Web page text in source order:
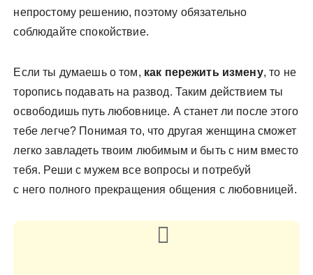
непростому решению, поэтому обязательно
соблюдайте спокойствие.
Если ты думаешь о том, как пережить измену, то не
торопись подавать на развод. Таким действием ты
освободишь путь любовнице. А станет ли после этого
тебе легче? Понимая то, что другая женщина сможет
легко завладеть твоим любимым и быть с ним вместо
тебя. Реши с мужем все вопросы и потребуй
с него полного прекращения общения с любовницей.